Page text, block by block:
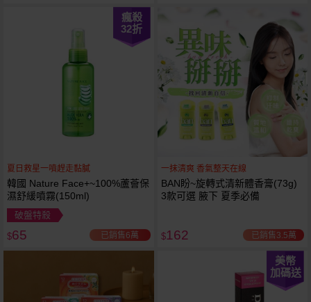
瘋殺
32折
夏日救星一噴趕走黏膩
韓國 Nature Face+~100%蘆薈保
濕舒緩噴霧(150ml)
破盤特殺
$65 已銷售6萬
一抹清爽 香氣整天在線
BAN盼~旋轉式清新體香膏(73g)
3款可選 腋下 夏季必備
$162 已銷售3.5萬
美幣
加碼送